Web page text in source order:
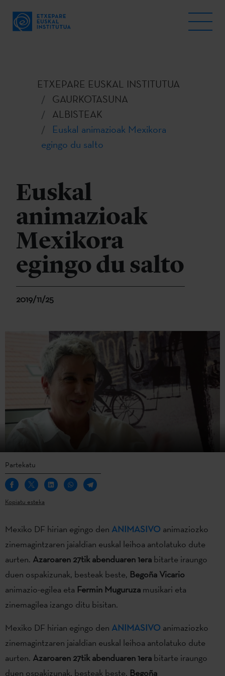
ETXEPARE EUSKAL INSTITUTUA
GAURKOTASUNA
ALBISTEAK
Euskal animazioak Mexikora
egingo du salto
Euskal
animazioak
Mexikora
egingo du salto
2019/11/25
Partekatu
Kopiatu esteka
Mexiko DF hirian egingo den ANIMASIVO animaziozko
zinemagintzaren jaialdian euskal leihoa antolatuko dute
aurten. Azaroaren 27tik abenduaren 1era bitarte iraungo
duen ospakizunak, besteak beste, Begoña Vicario
animazio-egilea eta Fermin Muguruza musikari eta
zinemagilea izango ditu bisitan.
Mexiko DF hirian egingo den ANIMASIVO animaziozko
zinemagintzaren jaialdian euskal leihoa antolatuko dute
aurten. Azaroaren 27tik abenduaren 1era bitarte iraungo
duen ospakizunak, besteak beste, Begoña